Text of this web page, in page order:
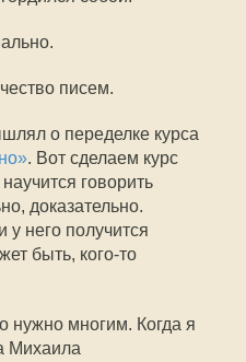
писем.
о переделке курса
. Вот сделаем курс
говорить
доказательно.
у него получится
быть, кого-то
нужно многим. Когда я
Михаила